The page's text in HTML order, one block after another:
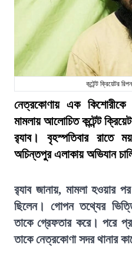
কন্টেন্ট ক্রিয়েটর
নেত্রকোণায় এক কিশোরীকে
মামলায় আলোচিত কন্টেন্ট
র‍্যাব। বৃহস্পতিবার রাতে
অচিন্তপুর এলাকায় অভিযান
র‍্যাব জানায়, মামলা হওয়ার
ছিলেন। গোপন তথ্যের
তাকে গ্রেফতার করে। পরে
তাকে নেত্রকোণা সদর থানার